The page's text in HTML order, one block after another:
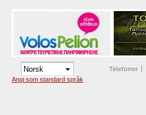
Angi som standard språk
Telefoner